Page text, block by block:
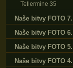
Tellermine 35
Naše bitvy FOTO 7.
Naše bitvy FOTO 6.
Naše bitvy FOTO 5.
Naše bitvy FOTO 4.